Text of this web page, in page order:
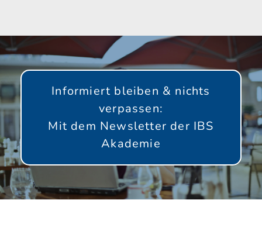
Informiert bleiben & nichts
verpassen:
Mit dem Newsletter der IBS
Akademie